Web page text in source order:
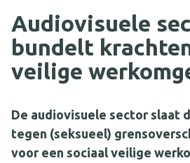
Audiovisuele
bundelt
veilige
De audiovisuele sector slaat
tegen (seksueel)
voor een sociaal veilige